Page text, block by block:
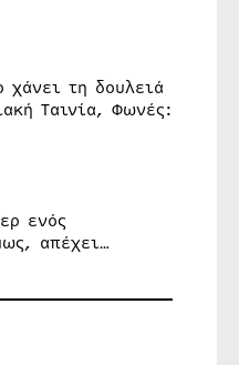
τη δουλειά
Ταινία, Φωνές:
ενός
απέχει…